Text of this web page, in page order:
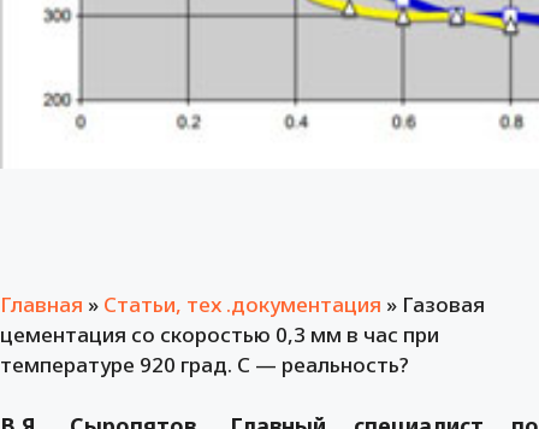
Главная » Статьи, тех .документация » Газовая
цементация со скоростью 0,3 мм в час при
температуре 920 град. С — реальность?